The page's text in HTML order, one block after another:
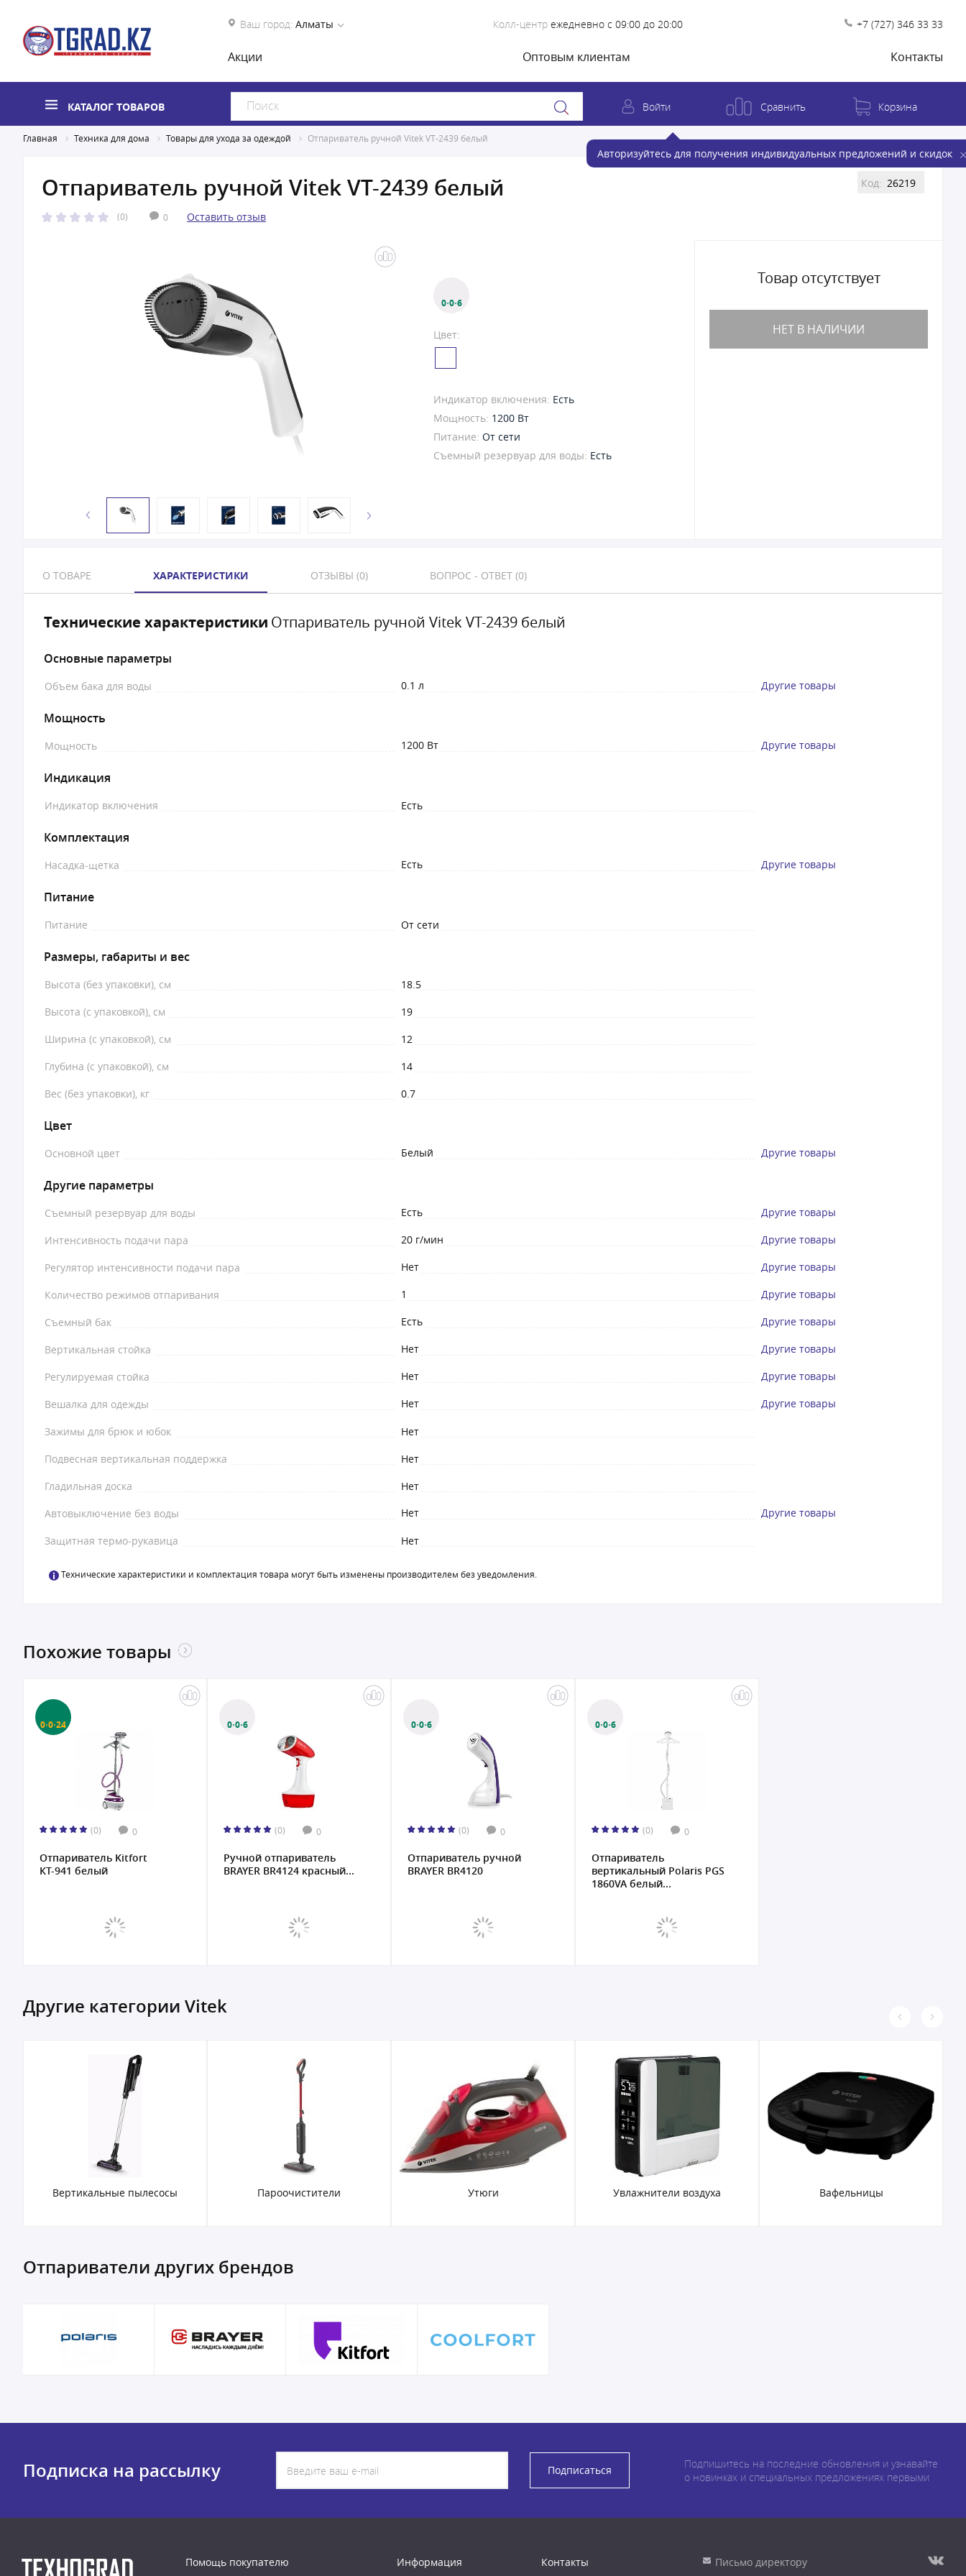
Ваш город: Алматы Колл-центр ежедневно с 09:00 до 20:00 +7 (727) 346 33 33
Акции Оптовым клиентам Контакты
КАТАЛОГ ТОВАРОВ Войти
Авторизуйтесь для получения индивидуальных предложений и скидок
Сравнить Корзина
Главная Техника для дома Товары для ухода за одеждой Отпариватель ручной Vitek VT-2439 белый
Отпариватель ручной Vitek VT-2439 белый
(0) 0 Оставить отзыв
Код: 26219
0·0·6
Цвет:
Индикатор включения: Есть
Мощность: 1200 Вт
Питание: От сети
Съемный резервуар для воды: Есть
Товар отсутствует
НЕТ В НАЛИЧИИ
О ТОВАРЕ ХАРАКТЕРИСТИКИ ОТЗЫВЫ (0) ВОПРОС - ОТВЕТ (0)
Технические характеристики Отпариватель ручной Vitek VT-2439 белый
Основные параметры
Объем бака для воды 0.1 л Другие товары
Мощность
Мощность 1200 Вт Другие товары
Индикация
Индикатор включения Есть
Комплектация
Насадка-щетка Есть Другие товары
Питание
Питание От сети
Размеры, габариты и вес
Высота (без упаковки), см
18.5
Высота (с упаковкой), см
19
Ширина (с упаковкой), см
12
Глубина (с упаковкой), см
14
Вес (без упаковки), кг
0.7
Цвет
Основной цвет Белый Другие товары
Другие параметры
Съемный резервуар для воды Есть Другие товары
Интенсивность подачи пара 20 г/мин Другие товары
Регулятор интенсивности подачи пара Нет Другие товары
Количество режимов отпаривания 1 Другие товары
Съемный бак Есть Другие товары
Вертикальная стойка Нет Другие товары
Регулируемая стойка Нет Другие товары
Вешалка для одежды Нет Другие товары
Зажимы для брюк и юбок
Нет
Подвесная вертикальная поддержка
Нет
Гладильная доска
Нет
Автовыключение без воды
Нет Другие товары
Защитная термо-рукавица Нет
Технические характеристики и комплектация товара могут быть изменены производителем без уведомления.
Похожие товары
0·0·24
(0) 0
Отпариватель Kitfort
КТ-941 белый
0·0·6
(0) 0
Ручной отпариватель
BRAYER BR4124 красный...
0·0·6
(0) 0
Отпариватель ручной
BRAYER BR4120
0·0·6
(0) 0
Отпариватель
вертикальный Polaris PGS
1860VA белый...
Другие категории Vitek
Вертикальные пылесосы Пароочистители Утюги Увлажнители воздуха Вафельницы
Отпариватели других брендов
Подписка на рассылку Подписаться
Подпишитесь на последние обновления и узнавайте
о новинках и специальных предложениях первыми
Помощь покупателю Информация Контакты Письмо директору